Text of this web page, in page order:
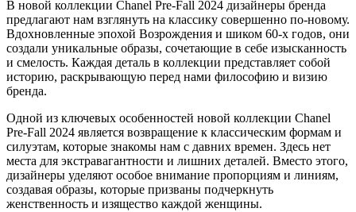
В новой коллекции Chanel Pre-Fall 2024 дизайнеры бренда
предлагают нам взглянуть на классику совершенно по-новому.
Вдохновленные эпохой Возрождения и шиком 60-х годов, они
создали уникальные образы, сочетающие в себе изысканность
и смелость. Каждая деталь в коллекции представляет собой
историю, раскрывающую перед нами философию и визию
бренда.
Одной из ключевых особенностей новой коллекции Chanel
Pre-Fall 2024 является возвращение к классическим формам и
силуэтам, которые знакомы нам с давних времен. Здесь нет
места для экстравагантности и лишних деталей. Вместо этого,
дизайнеры уделяют особое внимание пропорциям и линиям,
создавая образы, которые призваны подчеркнуть
женственность и изящество каждой женщины.